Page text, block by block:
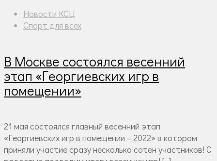
Новости КСЦ
Спорт для всех
В Москве состоялся весенний
этап «Георгиевских игр в
помещении»
21 мая состоялся главный весенний этап
«Георгиевских игр в помещении – 2022» в котором
приняли участие сразу несколько сотен участников! С